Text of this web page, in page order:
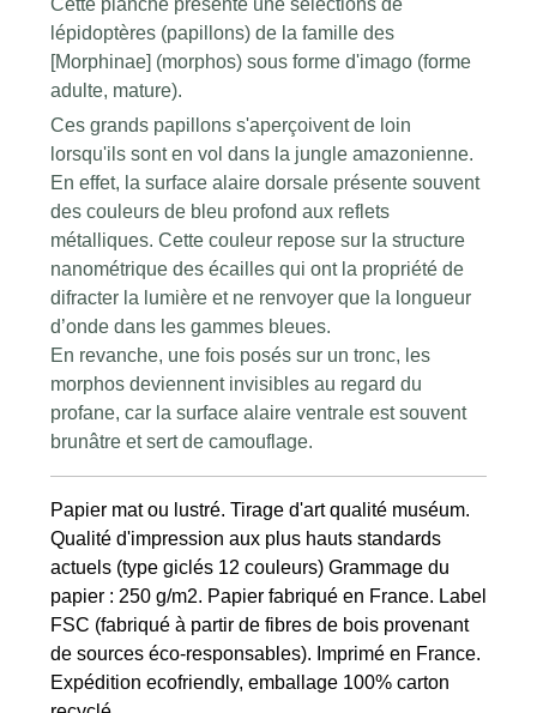
Cette planche présente une sélections de
lépidoptères (papillons) de la famille des
[Morphinae] (morphos) sous forme d'imago (forme
adulte, mature).
Ces grands papillons s'aperçoivent de loin
lorsqu'ils sont en vol dans la jungle amazonienne.
En effet, la surface alaire dorsale présente souvent
des couleurs de bleu profond aux reflets
métalliques. Cette couleur repose sur la structure
nanométrique des écailles qui ont la propriété de
difracter la lumière et ne renvoyer que la longueur
d’onde dans les gammes bleues.
En revanche, une fois posés sur un tronc, les
morphos deviennent invisibles au regard du
profane, car la surface alaire ventrale est souvent
brunâtre et sert de camouflage.
Papier mat ou lustré. Tirage d'art qualité muséum.
Qualité d'impression aux plus hauts standards
actuels (type giclés 12 couleurs) Grammage du
papier : 250 g/m2. Papier fabriqué en France. Label
FSC (fabriqué à partir de fibres de bois provenant
de sources éco-responsables). Imprimé en France.
Expédition ecofriendly, emballage 100% carton